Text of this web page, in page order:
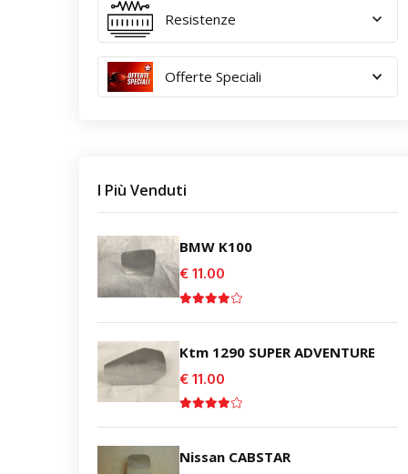
Resistenze
Offerte Speciali
I Più Venduti
BMW K100
€ 11.00
Ktm 1290 SUPER ADVENTURE
€ 11.00
Nissan CABSTAR